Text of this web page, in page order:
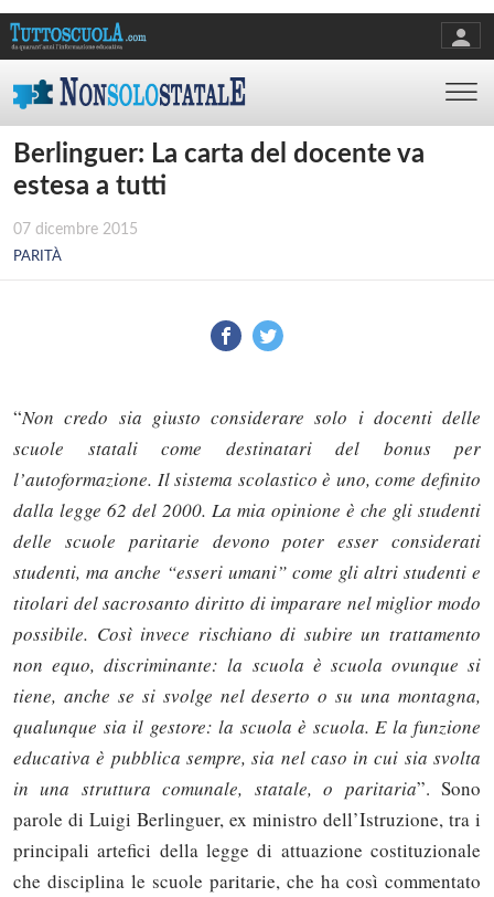
Berlinguer: La carta del docente va
estesa a tutti
07 dicembre 2015
PARITÀ
“Non credo sia giusto considerare solo i docenti delle
scuole statali come destinatari del bonus per
l’autoformazione. Il sistema scolastico è uno, come definito
dalla legge 62 del 2000. La mia opinione è che gli studenti
delle scuole paritarie devono poter esser considerati
studenti, ma anche “esseri umani” come gli altri studenti e
titolari del sacrosanto diritto di imparare nel miglior modo
possibile. Così invece rischiano di subire un trattamento
non equo, discriminante: la scuola è scuola ovunque si
tiene, anche se si svolge nel deserto o su una montagna,
qualunque sia il gestore: la scuola è scuola. E la funzione
educativa è pubblica sempre, sia nel caso in cui sia svolta
in una struttura comunale, statale, o paritaria”. Sono
parole di Luigi Berlinguer, ex ministro dell’Istruzione, tra i
principali artefici della legge di attuazione costituzionale
che disciplina le scuole paritarie, che ha così commentato